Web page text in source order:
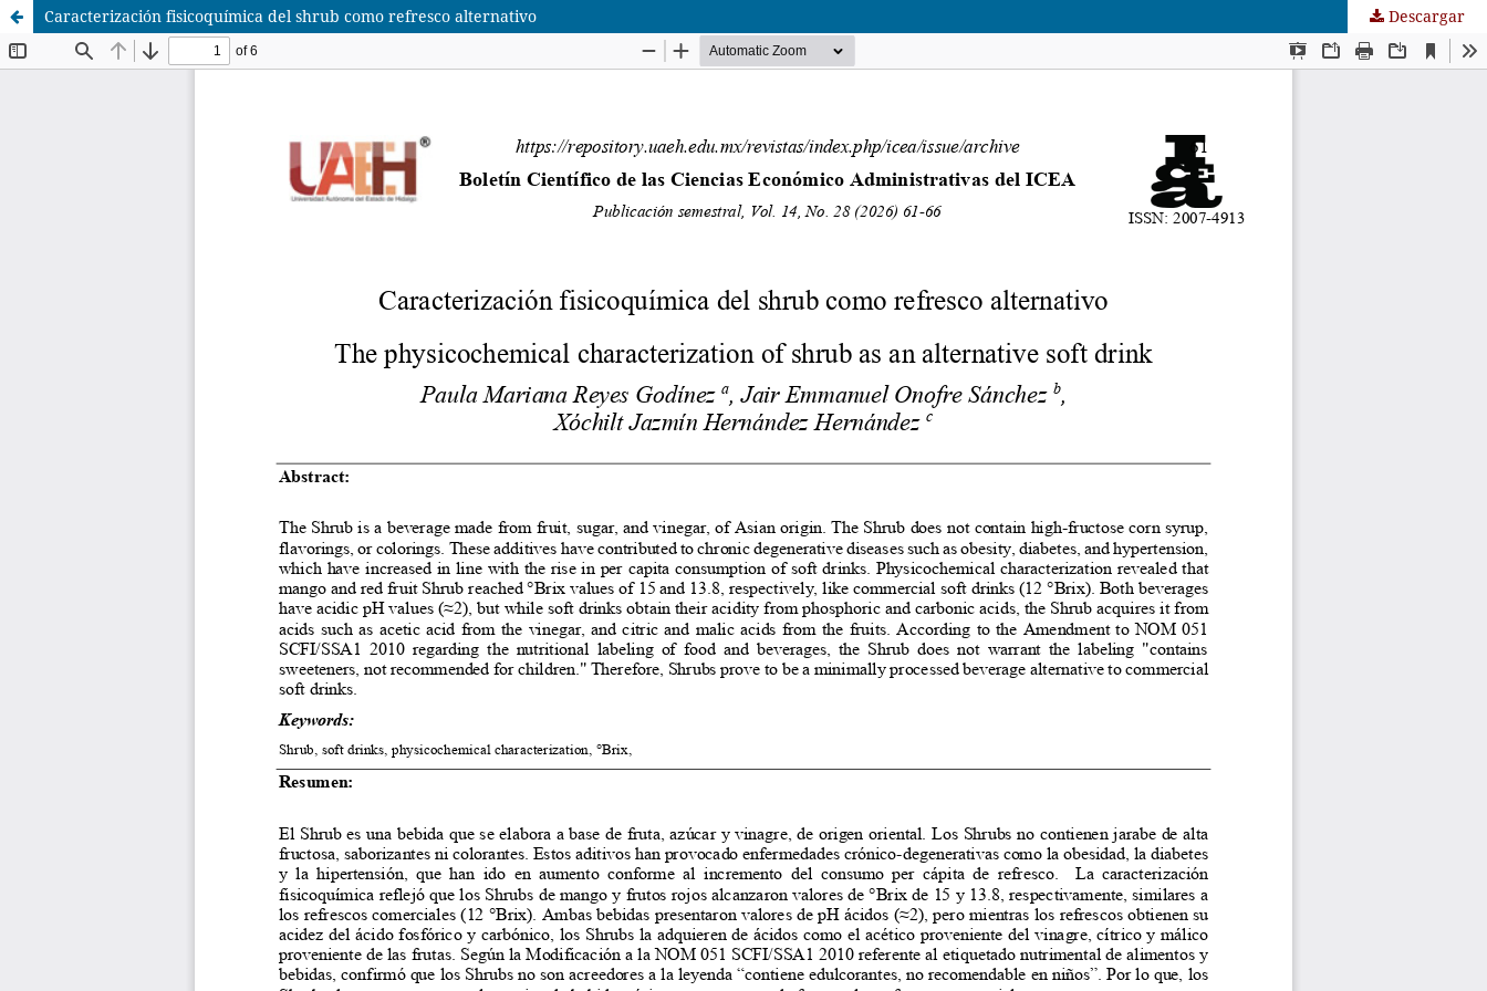
Caracterización fisicoquímica del shrub como refresco alternativo Descargar